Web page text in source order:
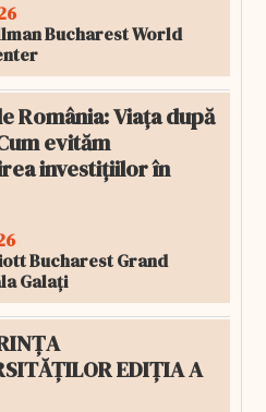
Bucharest World
România: Viața după
evităm
investițiilor în
Bucharest Grand
Galați
EDIȚIA A